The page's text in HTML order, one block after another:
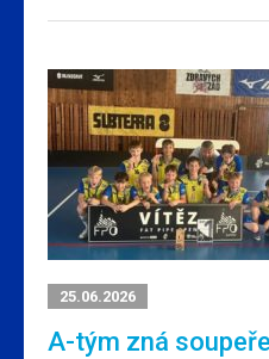
25.06.2026
A-tým zná